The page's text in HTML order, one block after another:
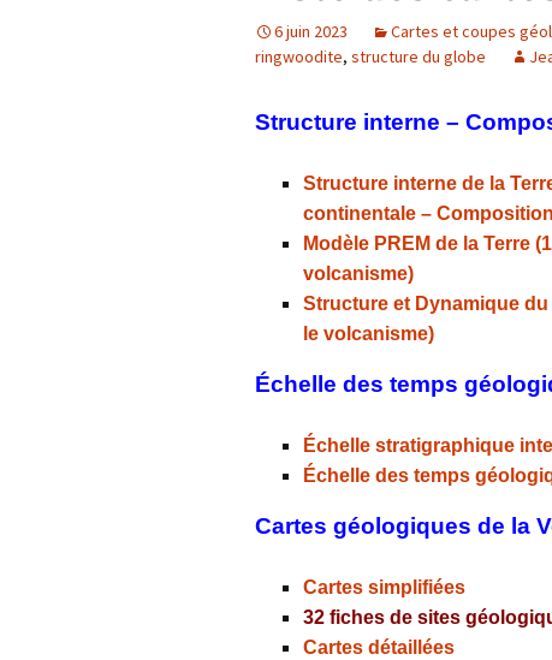
6 juin 2023 Cartes et coupes
ringwoodite, structure du globe
Structure interne –
Structure interne de la
continentale –
Modèle PREM de la Terre
volcanisme)
Structure et Dynamique
le volcanisme)
Échelle des temps
Échelle stratigraphique
Échelle des temps
Cartes géologiques de la
Cartes simplifiées
32 fiches de sites
Cartes détaillées